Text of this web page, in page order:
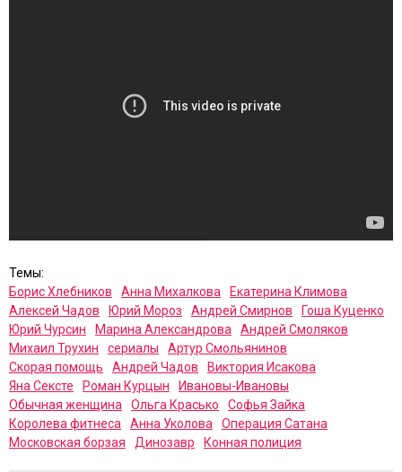
Темы:
Борис Хлебников
Анна Михалкова
Екатерина Климова
Алексей Чадов
Юрий Мороз Андрей Смирнов
Гоша Куценко
Юрий Чурсин
Марина Александрова
Андрей Смоляков
Михаил Трухин
сериалы
Артур Смольянинов
Скорая помощь
Андрей Чадов
Виктория Исакова
Яна Сексте
Роман Курцын
Ивановы-Ивановы
Обычная женщина
Ольга Красько
Софья Зайка
Королева фитнеса
Анна Уколова
Операция Сатана
Московская борзая
Динозавр Конная полиция